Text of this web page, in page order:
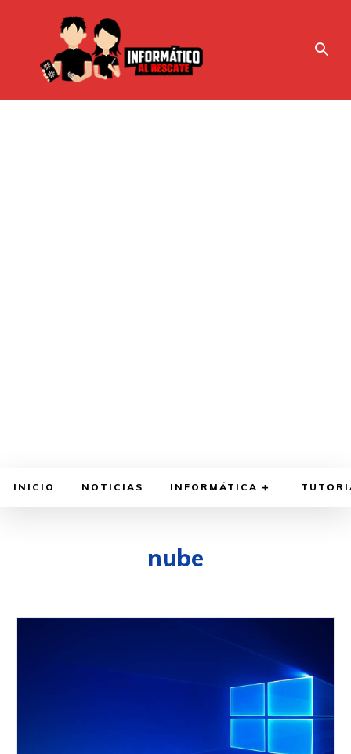
INICIO NOTICIAS INFORMÁTICA
nube